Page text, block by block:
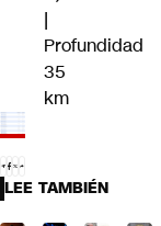
|
Profundidad
35
km
LEE TAMBIÉN